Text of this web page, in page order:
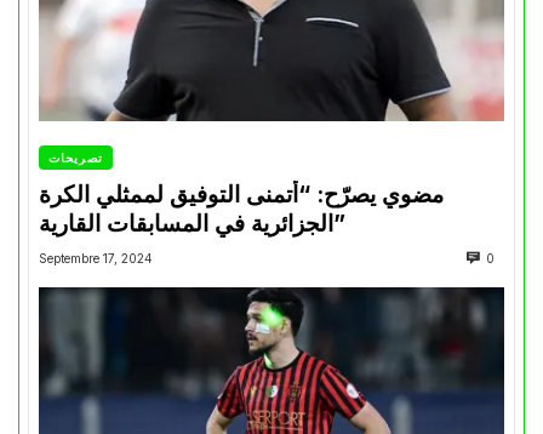
تصريحات
مضوي يصرّح: “أتمنى التوفيق لممثلي الكرة
الجزائرية في المسابقات القارية”
Septembre 17, 2024 0